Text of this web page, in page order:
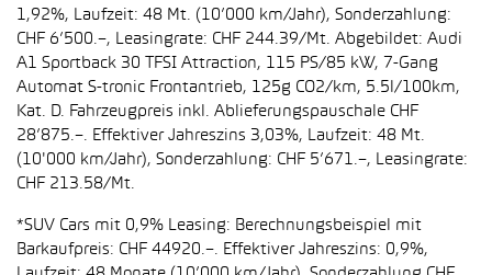
1,92%, Laufzeit: 48 Mt. (10’000 km/Jahr), Sonderzahlung:
CHF 6’500.–, Leasingrate: CHF 244.39/Mt. Abgebildet: Audi
A1 Sportback 30 TFSI Attraction, 115 PS/85 kW, 7-Gang
Automat S-tronic Frontantrieb, 125g CO2/km, 5.5l/100km,
Kat. D. Fahrzeugpreis inkl. Ablieferungspauschale CHF
28’875.–. Effektiver Jahreszins 3,03%, Laufzeit: 48 Mt.
(10'000 km/Jahr), Sonderzahlung: CHF 5’671.–, Leasingrate:
CHF 213.58/Mt.
*SUV Cars mit 0,9% Leasing: Berechnungsbeispiel mit
Barkaufpreis: CHF 44920.–. Effektiver Jahreszins: 0,9%,